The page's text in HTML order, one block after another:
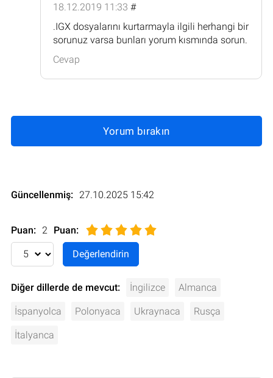
18.12.2019 11:33 #
.IGX dosyalarını kurtarmayla ilgili herhangi bir
sorunuz varsa bunları yorum kısmında sorun.
Cevap
Yorum bırakın
Güncellenmiş: 27.10.2025 15:42
Puan: 2 Puan:
Diğer dillerde de mevcut: İngilizce Almanca
İspanyolca Polonyaca Ukraynaca Rusça
İtalyanca